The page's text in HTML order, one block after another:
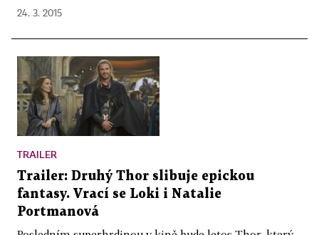
24. 3. 2015
TRAILER
Trailer: Druhý Thor slibuje epickou
fantasy. Vrací se Loki i Natalie
Portmanová